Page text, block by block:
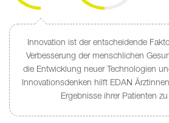
Innovation ist der entscheidende
Verbesserung der menschlichen
die Entwicklung neuer Technologien
Innovationsdenken hilft EDAN
Ergebnisse ihrer Patienten